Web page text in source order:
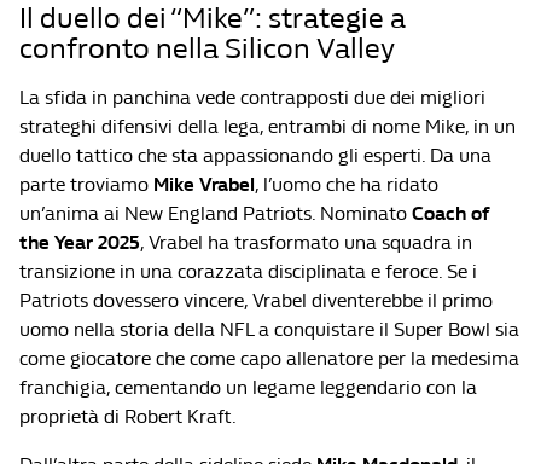
Il duello dei “Mike”: strategie a
confronto nella Silicon Valley
La sfida in panchina vede contrapposti due dei migliori
strateghi difensivi della lega, entrambi di nome Mike, in un
duello tattico che sta appassionando gli esperti. Da una
parte troviamo Mike Vrabel, l’uomo che ha ridato
un’anima ai New England Patriots. Nominato Coach of
the Year 2025, Vrabel ha trasformato una squadra in
transizione in una corazzata disciplinata e feroce. Se i
Patriots dovessero vincere, Vrabel diventerebbe il primo
uomo nella storia della NFL a conquistare il Super Bowl sia
come giocatore che come capo allenatore per la medesima
franchigia, cementando un legame leggendario con la
proprietà di Robert Kraft.